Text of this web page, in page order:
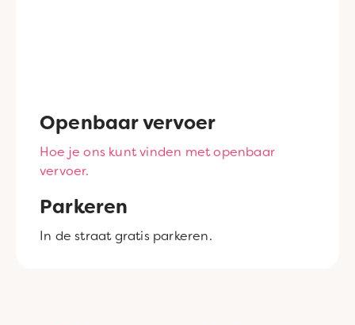
Openbaar vervoer
Hoe je ons kunt vinden met openbaar
vervoer.
Parkeren
In de straat gratis parkeren.